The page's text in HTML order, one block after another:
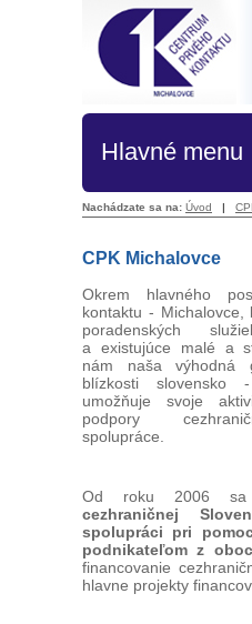
Hlavné menu
Nachádzate sa na: Úvod |
CPK Michalovce
Okrem hlavného
kontaktu - Michalovce,
poradenských
a existujúce malé a
nám naša výhodná
blízkosti slovensko
umožňuje svoje
podpory
spolupráce.
Od roku 2006
cezhraničnej
spolupráci pri
podnikateľom z
financovanie
hlavne projekty